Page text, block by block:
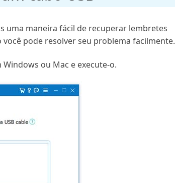
uma maneira fácil de recuperar lembretes
você pode resolver seu problema facilmente.
ou Mac e execute-o.